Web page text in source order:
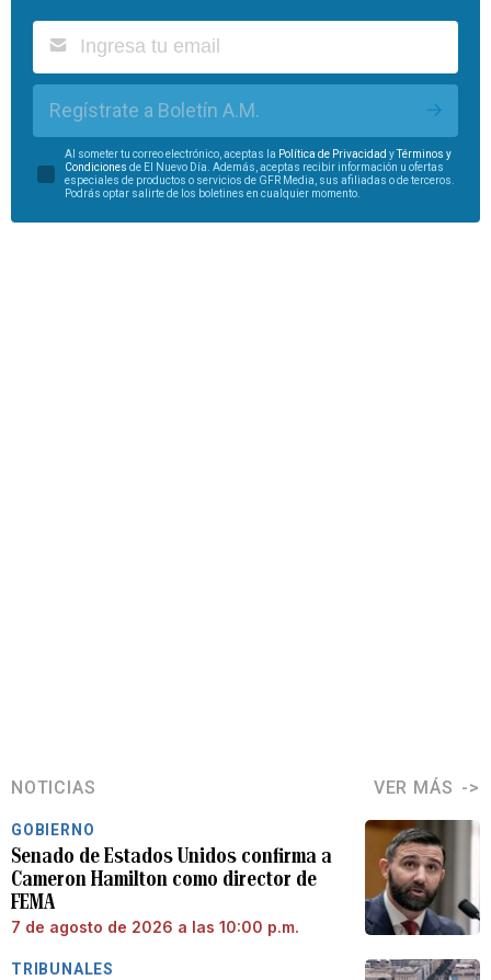
Regístrate a Boletín A.M.
Al someter tu correo electrónico, aceptas la Política de Privacidad yTérminos y
Condiciones de El Nuevo Día. Además, aceptas recibir información u ofertas
especiales de productos o servicios de GFR Media, sus afiliadas o de terceros.
Podrás optar salirte de los boletines en cualquier momento.
NOTICIAS VER MÁS
GOBIERNO
Senado de Estados Unidos confirma a
Cameron Hamilton como director de
FEMA
7 de agosto de 2026 a las 10:00 p.m.
TRIBUNALES